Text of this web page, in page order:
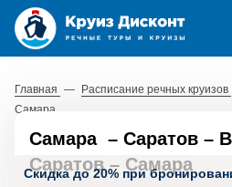
Главная — Расписание речных круизов
Самара
Скидка до 20% при
Самара – Саратов –
Саратов– Самара